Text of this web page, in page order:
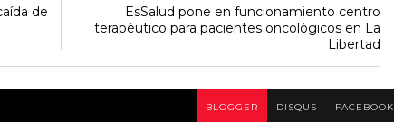
EsSalud pone en funcionamiento centro
terapéutico para pacientes oncológicos en La
Libertad
de
BLOGGER DISQUS FACEBOOK